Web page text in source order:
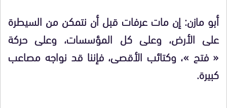
أبو مازن: إن مات عرفات قبل أن نتمكن من السيطرة
على الأرض، وعلى كل المؤسسات، وعلى حركة
« فتح »، وكتائب الأقصى، فإننا قد نواجه مصاعب
كبيرة.